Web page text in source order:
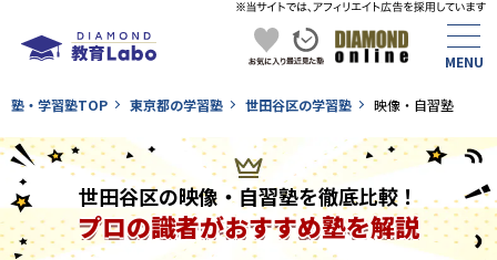
塾・学習塾TOP 東京都の学習塾 世田谷区の学習塾 映像・自習塾
世田谷区の映像・自習塾を徹底比較！
プロの識者がおすすめ塾を解説